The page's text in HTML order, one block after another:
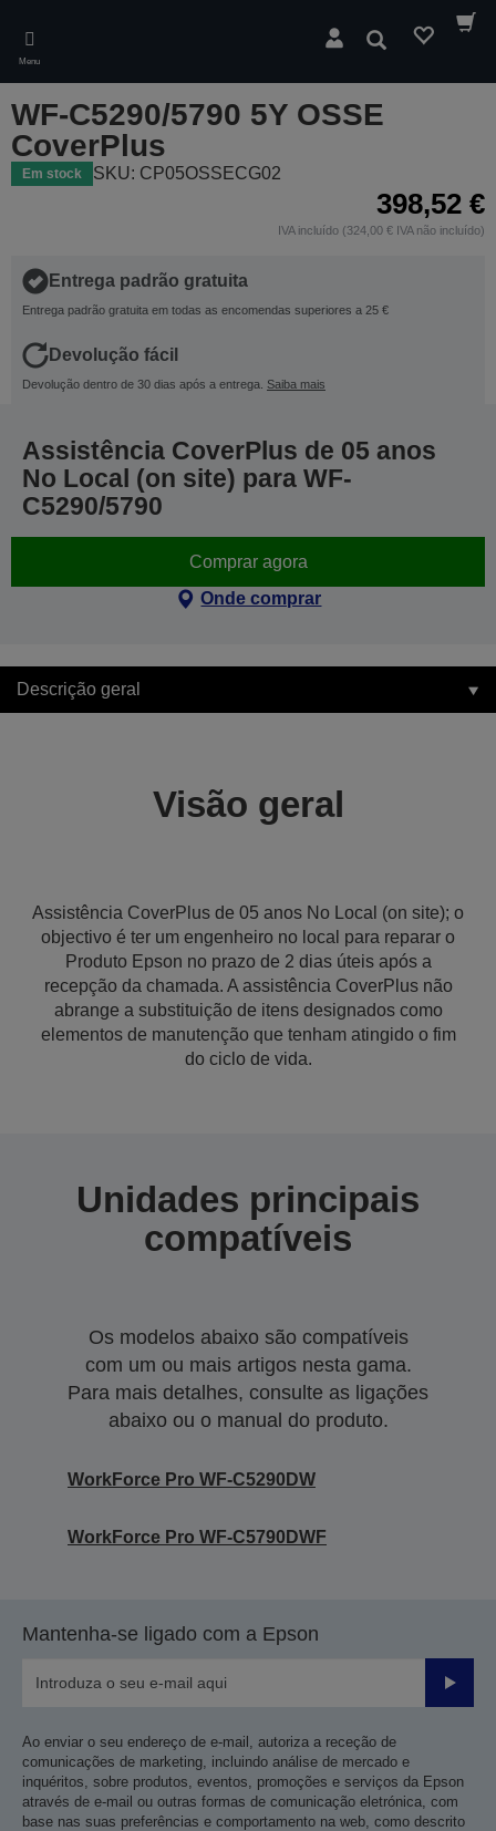
main
content
Menu
Pesquisar
WF-C5290/5790 5Y OSSE
CoverPlus
Em stock SKU: CP05OSSECG02
398,52 €
IVA incluído (324,00 € IVA não incluído)
Entrega padrão gratuita
Entrega padrão gratuita em todas as encomendas superiores a 25 €
Devolução fácil
Devolução dentro de 30 dias após a entrega. Saiba mais
Assistência CoverPlus de 05 anos
No Local (on site) para WF-
C5290/5790
Comprar agora
Onde comprar
Descrição geral
Visão geral
Assistência CoverPlus de 05 anos No Local (on site); o
objectivo é ter um engenheiro no local para reparar o
Produto Epson no prazo de 2 dias úteis após a
recepção da chamada. A assistência CoverPlus não
abrange a substituição de itens designados como
elementos de manutenção que tenham atingido o fim
do ciclo de vida.
Unidades principais
compatíveis
Os modelos abaixo são compatíveis
com um ou mais artigos nesta gama.
Para mais detalhes, consulte as ligações
abaixo ou o manual do produto.
WorkForce Pro WF-C5290DW
WorkForce Pro WF-C5790DWF
Mantenha-se ligado com a Epson
Enviar
Ao enviar o seu endereço de e-mail, autoriza a receção de
comunicações de marketing, incluindo análise de mercado e
inquéritos, sobre produtos, eventos, promoções e serviços da Epson
através de e-mail ou outras formas de comunicação eletrónica, com
base nas suas preferências e comportamento na web, como descrito